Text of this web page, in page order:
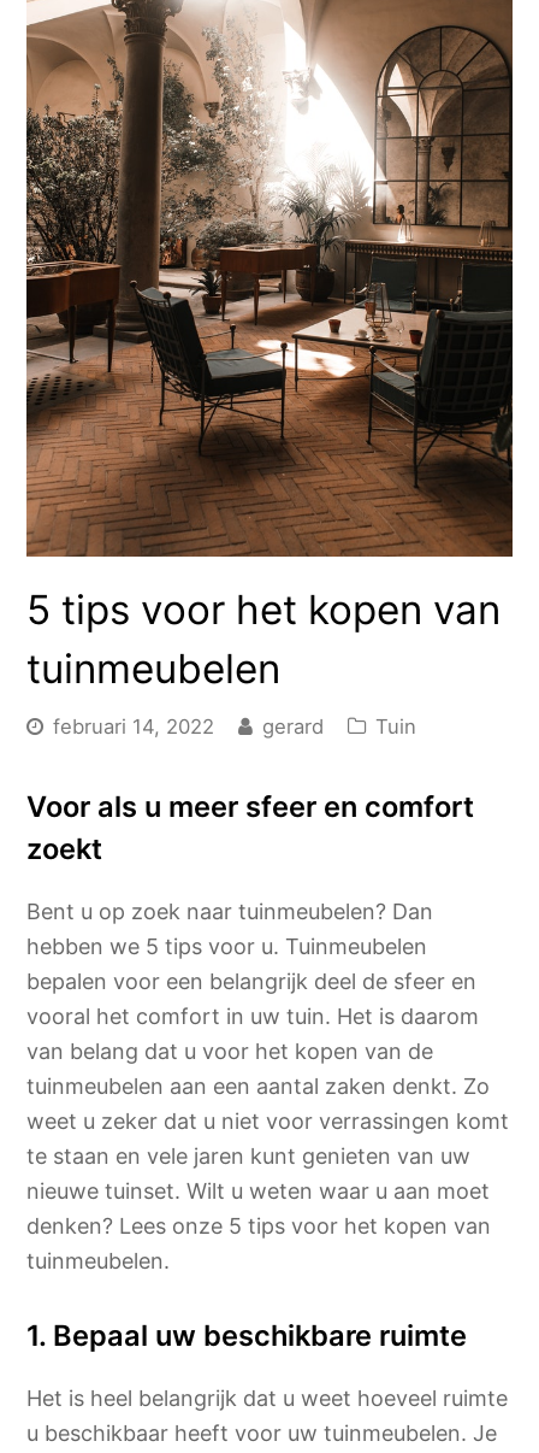
5 tips voor het kopen van
tuinmeubelen
februari 14, 2022 gerard Tuin
Voor als u meer sfeer en comfort
zoekt
Bent u op zoek naar tuinmeubelen? Dan
hebben we 5 tips voor u. Tuinmeubelen
bepalen voor een belangrijk deel de sfeer en
vooral het comfort in uw tuin. Het is daarom
van belang dat u voor het kopen van de
tuinmeubelen aan een aantal zaken denkt. Zo
weet u zeker dat u niet voor verrassingen komt
te staan en vele jaren kunt genieten van uw
nieuwe tuinset. Wilt u weten waar u aan moet
denken? Lees onze 5 tips voor het kopen van
tuinmeubelen.
1. Bepaal uw beschikbare ruimte
Het is heel belangrijk dat u weet hoeveel ruimte
u beschikbaar heeft voor uw tuinmeubelen. Je